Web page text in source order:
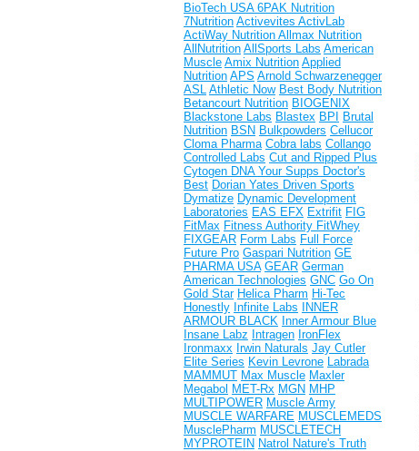
BioTech USA 6PAK Nutrition
7Nutrition Activevites ActivLab
ActiWay Nutrition Allmax Nutrition
AllNutrition AllSports Labs American
Muscle Amix Nutrition Applied
Nutrition APS Arnold Schwarzenegger
ASL Athletic Now Best Body Nutrition
Betancourt Nutrition BIOGENIX
Blackstone Labs Blastex BPI
Brutal
Nutrition BSN Bulkpowders Cellucor
Cloma Pharma Cobra labs Collango
Controlled Labs Cut and Ripped Plus
Cytogen DNA Your Supps Doctor's
Best Dorian Yates Driven Sports
Dymatize Dynamic Development
Laboratories EAS EFX Extrifit FIG
FitMax Fitness Authority FitWhey
FIXGEAR Form Labs Full Force
Future Pro Gaspari Nutrition GE
PHARMA USA GEAR German
American Technologies GNC Go On
Gold Star Helica Pharm Hi-Tec
Honestly Infinite Labs
INNER
ARMOUR BLACK Inner Armour Blue
Insane Labz Intragen IronFlex
Ironmaxx Irwin Naturals Jay Cutler
Elite Series Kevin Levrone Labrada
MAMMUT Max Muscle Maxler
Megabol MET-Rx MGN MHP
MULTIPOWER Muscle Army
MUSCLE WARFARE MUSCLEMEDS
MusclePharm MUSCLETECH
MYPROTEIN Natrol Nature's Truth